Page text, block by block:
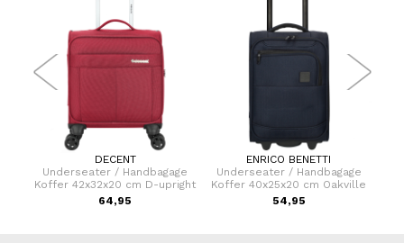
DECENT
Underseater / Handbagage
Koffer 42x32x20 cm D-upright
64,95
ENRICO BENETTI
Underseater / Handbagage
Koffer 40x25x20 cm Oakville
54,95